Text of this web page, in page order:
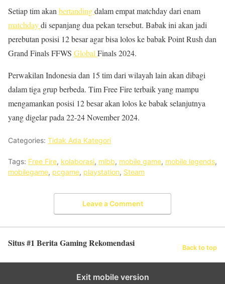
Setiap tim akan bertandingdalam empat matchday dari enam
matchdaydi sepanjang dua pekan tersebut. Babak ini akan jadi
perebutan posisi 12 besar agar bisa lolos ke babak Point Rush dan
Grand Finals FFWS Global Finals 2024.
Perwakilan Indonesia dan 15 tim dari wilayah lain akan dibagi
dalam tiga grup berbeda. Tim Free Fire terbaik yang mampu
mengamankan posisi 12 besar akan lolos ke babak selanjutnya
yang digelar pada 22-24 November 2024.
Categories: Tidak Ada Kategori
Tags: Free Fire, kolaborasi, mlbb, mobile game, mobile legends,
mobilegame, pcgame, playstation, Steam
Leave a Comment
Situs #1 Berita Gaming Rekomendasi Back to top
Exit mobile version